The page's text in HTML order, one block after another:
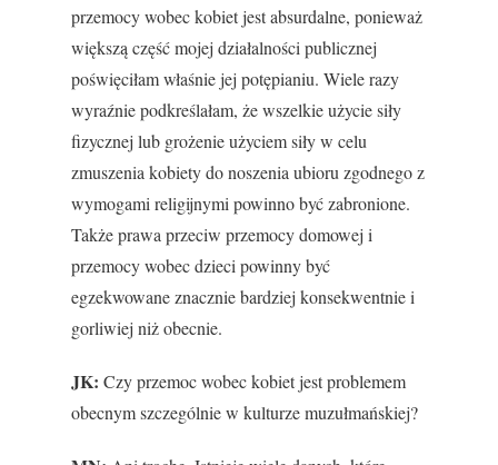
przemocy wobec kobiet jest absurdalne, ponieważ
większą część mojej działalności publicznej
poświęciłam właśnie jej potępianiu. Wiele razy
wyraźnie podkreślałam, że wszelkie użycie siły
fizycznej lub grożenie użyciem siły w celu
zmuszenia kobiety do noszenia ubioru zgodnego z
wymogami religijnymi powinno być zabronione.
Także prawa przeciw przemocy domowej i
przemocy wobec dzieci powinny być
egzekwowane znacznie bardziej konsekwentnie i
gorliwiej niż obecnie.
JK: Czy przemoc wobec kobiet jest problemem
obecnym szczególnie w kulturze muzułmańskiej?